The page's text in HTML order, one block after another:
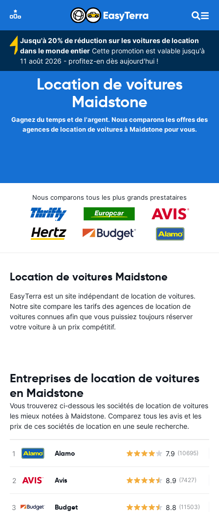
Jusqu'à 20% de réduction sur les voitures de location
dans le monde entier Cette promotion est valable jusqu'à
11 août 2026 - profitez-en dès aujourd'hui !
Location de voitures
Maidstone
Gagnez du temps et de l'argent. Nous comparons les offres des
agences de location de voitures à Maidstone pour vous.
Nous comparons tous les plus grands prestataires
Location de voitures Maidstone
EasyTerra est un site indépendant de location de voitures.
Notre site compare les tarifs des agences de location de
voitures connues afin que vous puissiez toujours réserver
votre voiture à un prix compétitif.
Entreprises de location de voitures
en Maidstone
Vous trouverez ci-dessous les sociétés de location de voitures
les mieux notées à Maidstone. Comparez tous les avis et les
prix de ces sociétés de location en une seule recherche.
Alamo 7.9 (10695)
Avis 8.9 (7427)
Budget 8.8 (11503)